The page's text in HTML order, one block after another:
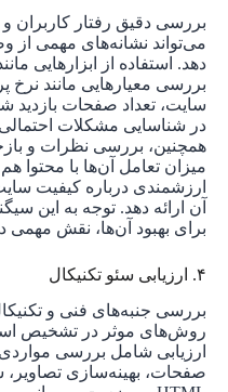
بررسی دقیق رفتار کاربران
می‌تواند نشانه‌های مهمی از
بررسی معیارهایی مانند
سایت، تعداد صفحات بازدید
در شناسایی مشکلات
همچنین، بررسی نظرات و
میزان تعامل آن‌ها با محتوا
ارزشمندی درباره کیفیت
آن ارائه دهد. توجه به این
برای بهبود آن‌ها، نقش مهمی
۴. ارزیابی سئو تکنیکال
بررسی جنبه‌های فنی و
روش‌های موثر در تشخیص
ارزیابی شامل بررسی